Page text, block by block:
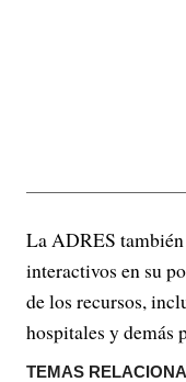
La ADRES
interactivos en su
de los recursos,
hospitales y demás
TEMAS